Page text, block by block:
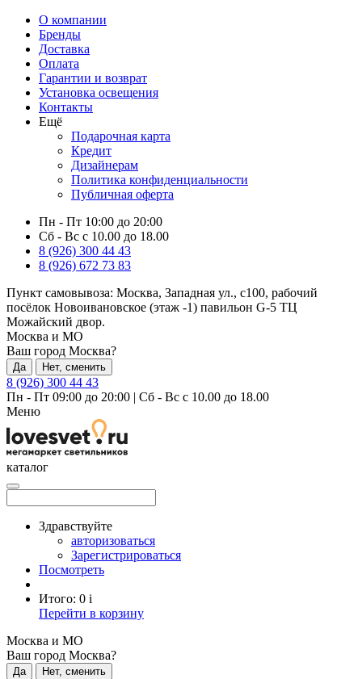
О компании
Бренды
Доставка
Оплата
Гарантии и возврат
Установка освещения
Контакты
Ещё
Подарочная карта
Кредит
Дизайнерам
Политика конфиденциальности
Публичная оферта
Пн - Пт 10:00 до 20:00
Сб - Вс с 10.00 до 18.00
8 (926) 300 44 43
8 (926) 672 73 83
Пункт самовывоза: Москва, Западная ул., с100, рабочий
посёлок Новоивановское (этаж -1) павильон G-5 ТЦ
Можайский двор.
Москва и МО
Ваш город Москва?
Да Нет, сменить
8 (926) 300 44 43
Пн - Пт 09:00 до 20:00 | Сб - Вс с 10.00 до 18.00
Меню
каталог
Здравствуйте
авторизоваться
Зарегистрироваться
Посмотреть
Итого: 0 i
Перейти в корзину
Москва и МО
Ваш город Москва?
Да Нет, сменить